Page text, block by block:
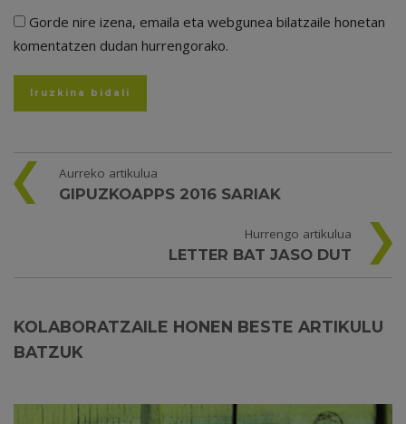
Gorde nire izena, emaila eta webgunea bilatzaile honetan
komentatzen dudan hurrengorako.
Aurreko artikulua
GIPUZKOAPPS 2016 SARIAK
Hurrengo artikulua
LETTER BAT JASO DUT
KOLABORATZAILE HONEN BESTE ARTIKULU
BATZUK